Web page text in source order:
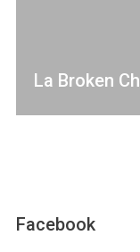
La Broken
Facebook